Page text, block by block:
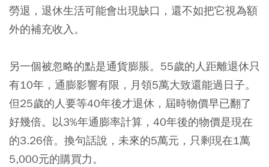
勞退，退休生活可能會出現缺口，還不如把它視為額
外的補充收入。
另一個被忽略的點是通貨膨脹。55歲的人距離退休只
有10年，通膨影響有限，月領5萬大致還能過日子。
但25歲的人要等40年後才退休，屆時物價早已翻了
好幾倍。以3%年通膨率計算，40年後的物價是現在
的3.26倍。換句話說，未來的5萬元，只剩現在1萬
5,000元的購買力。